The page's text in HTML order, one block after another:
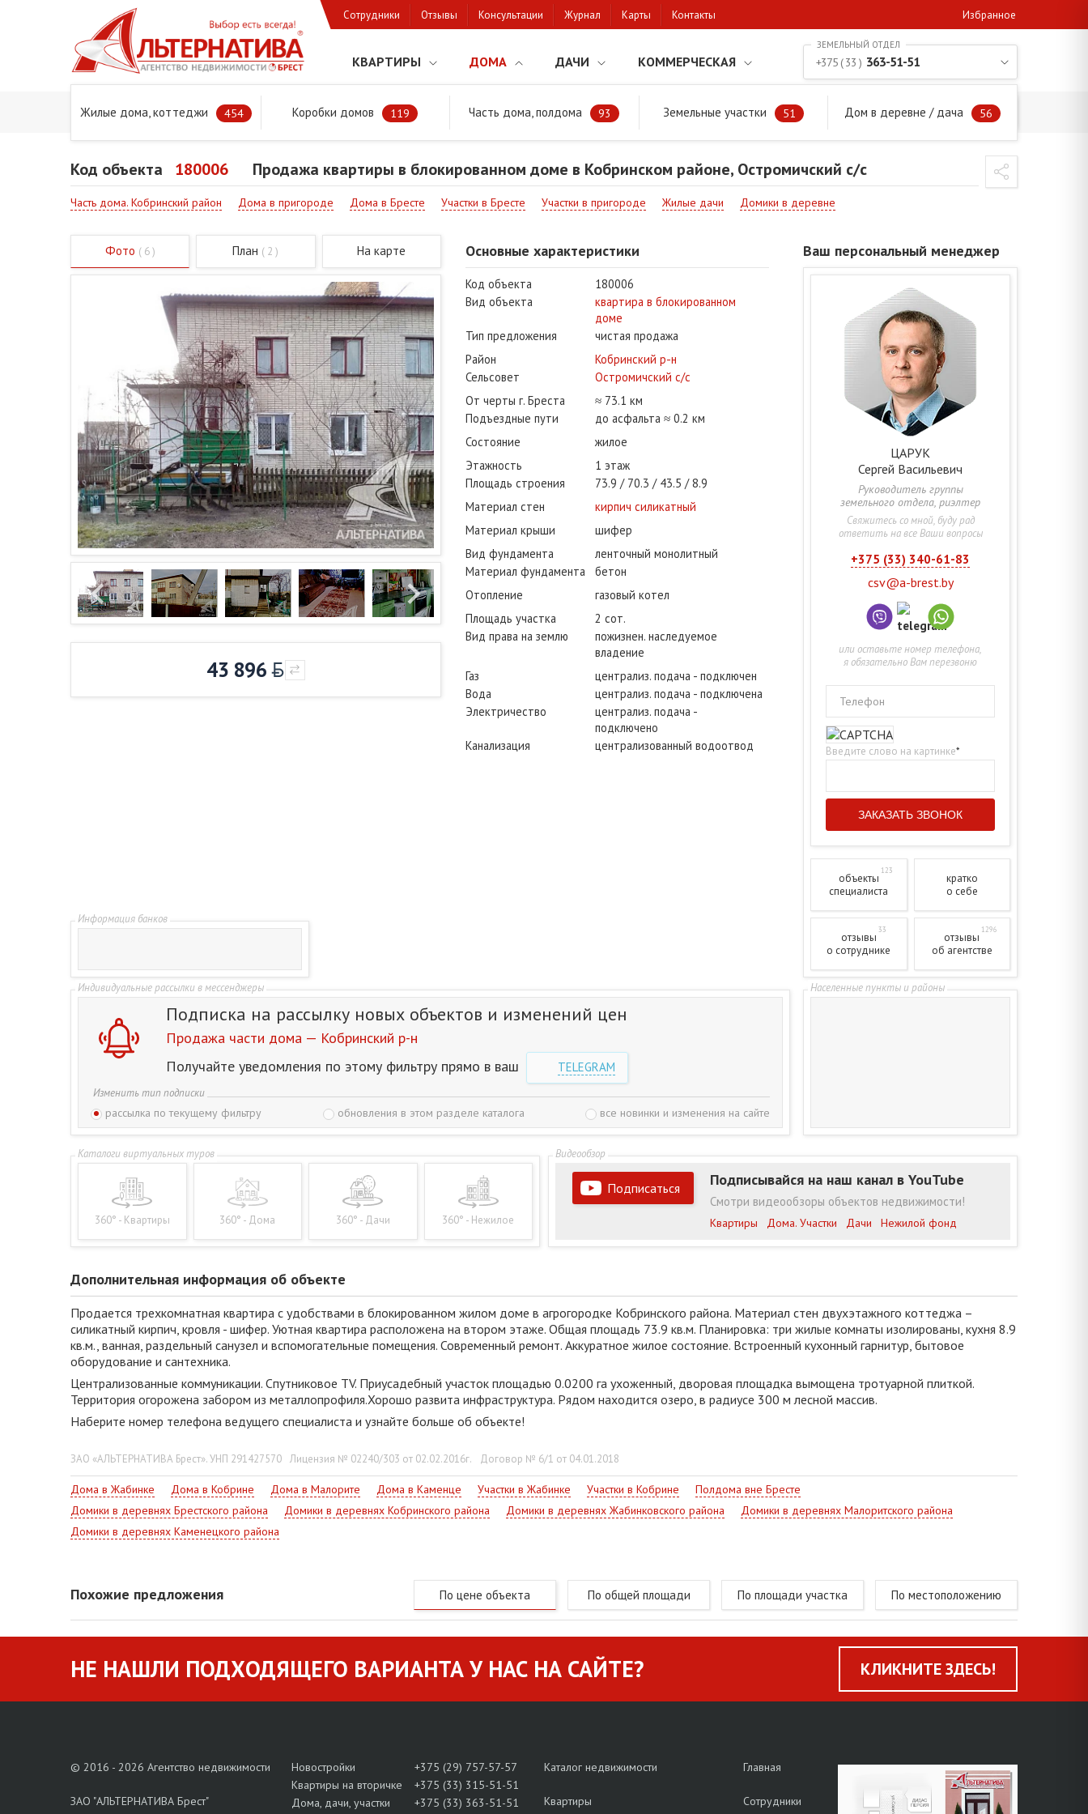
Сотрудники Отзывы Консультации Журнал Карты Контакты Избранное
КВАРТИРЫ ДОМА ДАЧИ КОММЕРЧЕСКАЯ
Жилые дома, коттеджи 454 Коробки домов 119 Часть дома, полдома 93 Земельные участки 51 Дом в деревне / дача 56
+375 ( 33 ) 363-51-51
Главная Предложения Дома в Бресте и Брестском районе Продажа квартиры в блокированном доме в Кобринском районе, Остромичский с/с
Код объекта 180006 Продажа квартиры в блокированном доме в Кобринском районе, Остромичский с/с
Часть дома. Кобринский район Дома в пригороде Дома в Бресте Участки в Бресте Участки в пригороде Жилые дачи Домики в деревне
Фото ( 6 ) План ( 2 ) На карте
43 896
Основные характеристики
Код объекта
180006
Вид объекта
квартира в блокированном
доме
Тип предложения
чистая продажа
Район
Кобринский р-н
Сельсовет
Остромичский с/с
От черты г. Бреста
≈ 73.1 км
Подъездные пути
до асфальта ≈ 0.2 км
Состояние
жилое
Этажность
1 этаж
Площадь строения
73.9 70.3 43.5
8.9
Материал стен
кирпич силикатный
Материал крыши
шифер
Вид фундамента
ленточный монолитный
Материал фундамента
бетон
Отопление
газовый котел
Площадь участка
2 сот.
Вид права на землю
пожизнен. наследуемое
владение
Газ
централиз. подача - подключен
Вода
централиз. подача - подключена
Электричество
централиз. подача -
подключено
Канализация
централизованный водоотвод
Ваш персональный менеджер
ЦАРУК
Сергей Васильевич
Руководитель группы
земельного отдела, риэлтер
Свяжитесь со мной, буду рад
ответить на все Ваши вопросы
+375 (33) 340-61-83
csv@a-brest.by
или оставьте номер телефона,
я обязательно Вам перезвоню
Телефон
Введите слово на картинке*
объекты
123
специалиста
кратко
о себе
отзывы
33
о сотруднике
отзывы
1296
об агентстве
Подписка на рассылку новых объектов и изменений цен
Продажа части дома — Кобринский р-н
Получайте уведомления по этому фильтру прямо в ваш
TELEGRAM
Изменить тип подписки
рассылка по текущему фильтру обновления в этом разделе каталога все новинки и изменения на сайте
360° - Квартиры 360° - Дома 360° - Дачи 360° - Нежилое
Подписаться Подписывайся на наш канал в YouTube
Смотри видеообзоры объектов недвижимости!
Квартиры Дома. Участки Дачи Нежилой фонд
Дополнительная информация об объекте
Продается трехкомнатная квартира c удобствами в блокированном жилом доме в агрогородке Кобринского района. Материал стен двухэтажного коттеджа –
силикатный кирпич, кровля - шифер. Уютная квартира расположена на втором этаже. Общая площадь 73.9 кв.м. Планировка: три жилые комнаты изолированы, кухня 8.9
кв.м., ванная, раздельный санузел и вспомогательные помещения. Современный ремонт. Аккуратное жилое состояние. Встроенный кухонный гарнитур, бытовое
оборудование и сантехника.
Централизованные коммуникации. Спутниковое TV. Приусадебный участок площадью 0.0200 га ухоженный, дворовая площадка вымощена тротуарной плиткой.
Территория огорожена забором из металлопрофиля.Хорошо развита инфраструктура. Рядом находится озеро, в радиусе 300 м лесной массив.
Наберите номер телефона ведущего специалиста и узнайте больше об объекте!
ЗАО «АЛЬТЕРНАТИВА Брест». УНП 291427570 Лицензия № 02240/303 от 02.02.2016г. Договор № 6/1 от 04.01.2018
Дома в Жабинке Дома в Кобрине Дома в Малорите Дома в Каменце Участки в Жабинке Участки в Кобрине
Полдома вне Бресте
Домики в деревнях Брестского района
Домики в деревнях Кобринского района Домики в деревнях Жабинковского района
Домики в деревнях Малоритского района
Домики в деревнях Каменецкого района
Похожие предложения По цене объекта По общей площади По площади участка По местоположению
НЕ НАШЛИ ПОДХОДЯЩЕГО ВАРИАНТА У НАС НА САЙТЕ? КЛИКНИТЕ ЗДЕСЬ!
© 2016 - 2026 Агентство недвижимости
ЗАО "АЛЬТЕРНАТИВА Брест"
Новостройки
+375 (29) 757-57-57
Квартиры на вторичке
+375 (33) 315-51-51
Дома, дачи, участки
+375 (33) 363-51-51
Каталог недвижимости
Квартиры
Главная
Сотрудники